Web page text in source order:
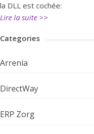
la DLL est cochée:
Lire la suite >>
Categories
Arrenia
DirectWay
ERP Zorg